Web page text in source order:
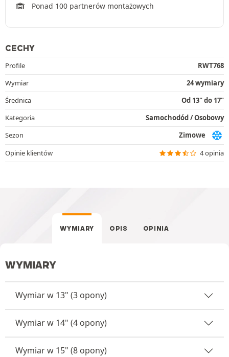
Ponad 100 partnerów montażowych
CECHY
Profile
RWT768
Wymiar
24 wymiary
Średnica
Od 13" do 17"
Kategoria
Samochodód / Osobowy
Sezon
Zimowe
Opinie klientów
4 opinia
WYMIARY OPIS OPINIA
WYMIARY
Wymiar w 13" (3 opony)
Wymiar w 14" (4 opony)
Wymiar w 15" (8 opony)